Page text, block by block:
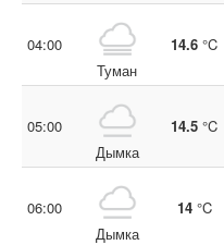
04:00
Туман
14.6 °C
05:00
Дымка
14.5 °C
06:00
Дымка
14°C